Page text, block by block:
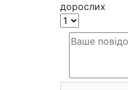
дорослих